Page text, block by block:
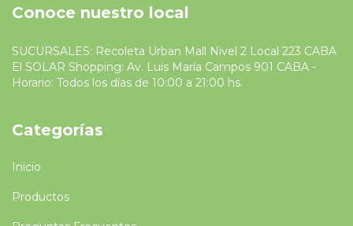
Conoce nuestro local
SUCURSALES: Recoleta Urban Mall Nivel 2 Local 223 CABA
El SOLAR Shopping: Av. Luis María Campos 901 CABA -
Horario: Todos los días de 10:00 a 21:00 hs.
Categorías
Inicio
Productos